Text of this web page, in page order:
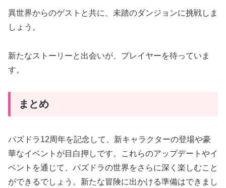
異世界からのゲストと共に、未踏のダンジョンに挑戦しま
しょう。
新たなストーリーと出会いが、プレイヤーを待っていま
す。
まとめ
パズドラ12周年を記念して、新キャラクターの登場や豪
華なイベントが目白押しです。これらのアップデートやイ
ベントを通じて、パズドラの世界をさらに深く楽しむこと
ができるでしょう。新たな冒険に出かける準備はできまし